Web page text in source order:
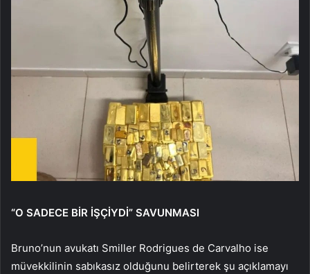
“O SADECE BİR İŞÇİYDİ” SAVUNMASI
Bruno’nun avukatı Smiller Rodrigues de Carvalho ise
müvekkilinin sabıkasız olduğunu belirterek şu açıklamayı